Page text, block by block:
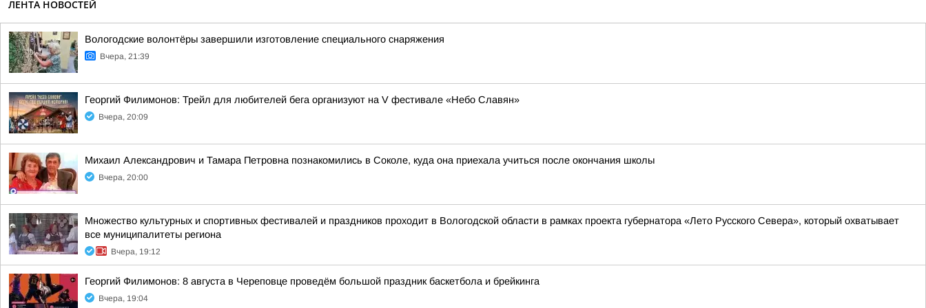
ЛЕНТА НОВОСТЕЙ
Вологодские волонтёры завершили изготовление специального снаряжения
Вчера, 21:39
Георгий Филимонов: Трейл для любителей бега организуют на V фестивале «Небо Славян»
Вчера, 20:09
Михаил Александрович и Тамара Петровна познакомились в Соколе, куда она приехала учиться после окончания школы
Вчера, 20:00
Множество культурных и спортивных фестивалей и праздников проходит в Вологодской области в рамках проекта губернатора «Лето Русского Севера», который охватывает
все муниципалитеты региона
Вчера, 19:12
Георгий Филимонов: 8 августа в Череповце проведём большой праздник баскетбола и брейкинга
Вчера, 19:04